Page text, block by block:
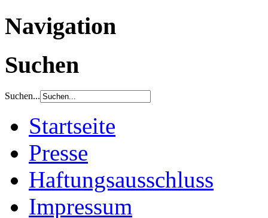
Navigation
Suchen
Suchen...
Startseite
Presse
Haftungsausschluss
Impressum